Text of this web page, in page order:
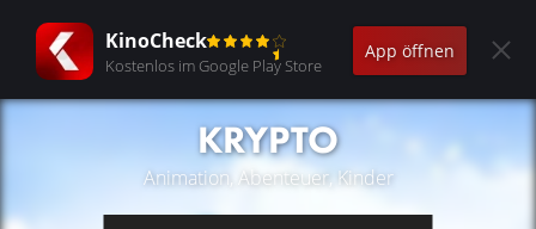
KinoCheck
Kostenlos im Google Play Store
App öffnen
KRYPTO
Animation, Abenteuer, Kinder